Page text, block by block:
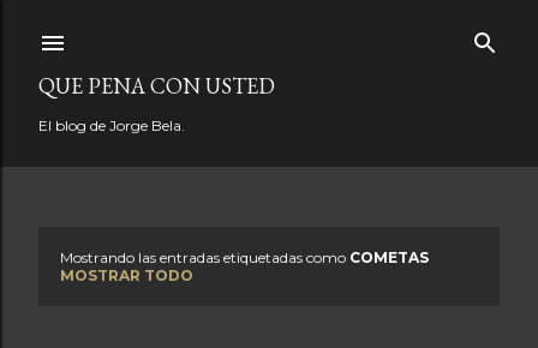
QUE PENA CON USTED
El blog de Jorge Bela.
Mostrando las entradas etiquetadas como COMETAS
MOSTRAR TODO